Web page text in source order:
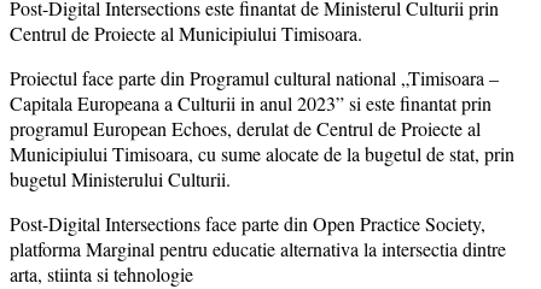
Post-Digital Intersections este finantat de Ministerul Culturii prin
Centrul de Proiecte al Municipiului Timisoara.
Proiectul face parte din Programul cultural national „Timisoara –
Capitala Europeana a Culturii in anul 2023” si este finantat prin
programul European Echoes, derulat de Centrul de Proiecte al
Municipiului Timisoara, cu sume alocate de la bugetul de stat, prin
bugetul Ministerului Culturii.
Post-Digital Intersections face parte din Open Practice Society,
platforma Marginal pentru educatie alternativa la intersectia dintre
arta, stiinta si tehnologie